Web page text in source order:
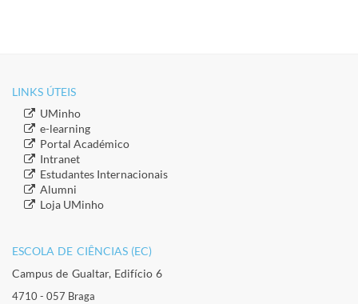
LINKS ÚTEIS​
​UMinho
​e-learning
​Portal Académico
​Intranet
​Estudantes Inter​​nacionais
​Alumni
​​Loja UMinho
ESCOLA DE CIÊNCIAS (EC)​
Campus de Gualtar, Edifício 6
4710 - 057 Braga